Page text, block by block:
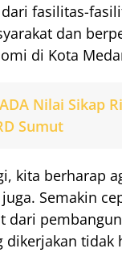
fasilitas-
dan
di Kota
Nilai Sikap
Sumut
kita berharap
Semakin
dari
dikerjakan